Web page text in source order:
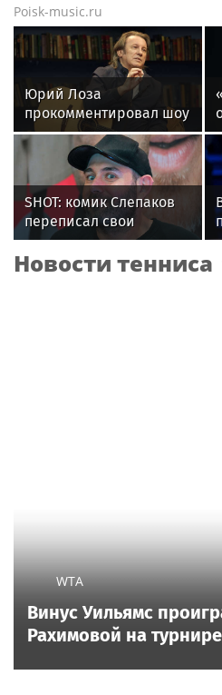
Poisk-music.ru
Юрий Лоза
прокомментировал шоу
Димы Билана словами
«понты дороже денег»
SHOT: комик Слепаков
переписал свои
квартиры в РФ на
родителей после
Новости тенниса
WTA
Винус Уильямс
Рахимовой на